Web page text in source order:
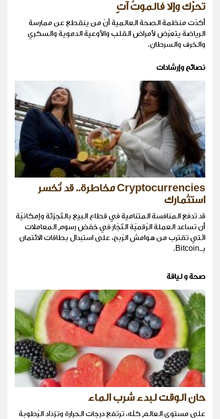
تحرّك وإلا فالموتُ آتٍ
أكدّت منظمة الصحة العالمية أنّ من ينقطع عن ممارسة
الرياضة يتعرّض لأمراض القلب والأوعية الدموية والسكري
والخرف والسرطان.
نصائح وإرشادات
Cryptocurrencies مخاطرة.. قد تُخسر
استثمارك
قد تدفع المنافسة المتنامية في قطاع البيع بالتّجزئة وإمكانيّة
أن تساعد العملة الرّقميّة التّجّار في خفض رسوم المعاملات
الّتي تقترب من هوامش الرّبح، على استبدال بطاقات الائتمان
بـBitcoin.
صحة و لياقة
حان الوقت لبدء شرب الماء
على مستوى العالم كلّه، ترتفع درجات الحرارة وتزداد الرّطوبة